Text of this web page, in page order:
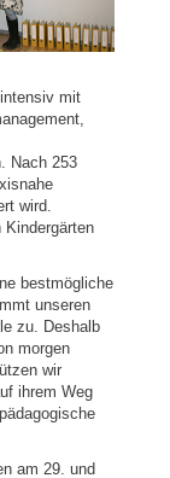
mit
Nach 253
wird.
Kindergärten
bestmögliche
unseren
zu. Deshalb
morgen
wir
ihrem Weg
am 29. und